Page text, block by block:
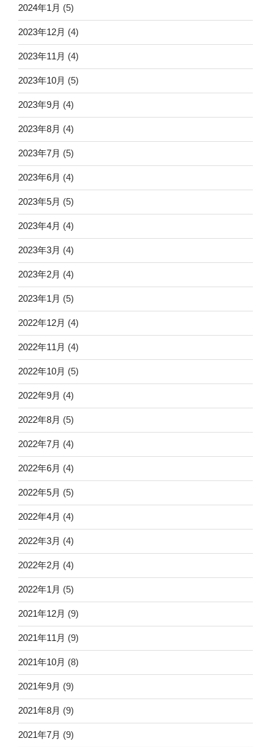
2024年1月 (5)
2023年12月 (4)
2023年11月 (4)
2023年10月 (5)
2023年9月 (4)
2023年8月 (4)
2023年7月 (5)
2023年6月 (4)
2023年5月 (5)
2023年4月 (4)
2023年3月 (4)
2023年2月 (4)
2023年1月 (5)
2022年12月 (4)
2022年11月 (4)
2022年10月 (5)
2022年9月 (4)
2022年8月 (5)
2022年7月 (4)
2022年6月 (4)
2022年5月 (5)
2022年4月 (4)
2022年3月 (4)
2022年2月 (4)
2022年1月 (5)
2021年12月 (9)
2021年11月 (9)
2021年10月 (8)
2021年9月 (9)
2021年8月 (9)
2021年7月 (9)